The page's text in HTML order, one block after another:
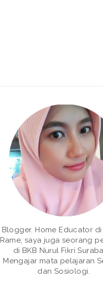
Blogger. Home Educator di
Rame, saya juga seorang
di BKB Nurul Fikri
Mengajar mata pelajaran
dan Sosiologi.